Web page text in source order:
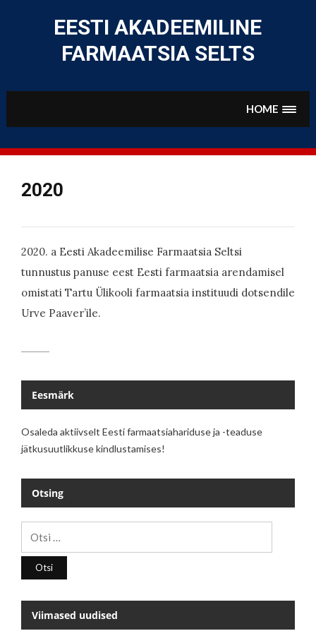
content
EESTI AKADEEMILINE
FARMAATSIA SELTS
HOME
2020
2020. a Eesti Akadeemilise Farmaatsia Seltsi
tunnustus panuse eest Eesti farmaatsia arendamisel
omistati Tartu Ülikooli farmaatsia instituudi dotsendile
Urve Paaver’ile.
Eesmärk
Osaleda aktiivselt Eesti farmaatsiahariduse ja -teaduse
jätkusuutlikkuse kindlustamises!
Otsing
Viimased uudised